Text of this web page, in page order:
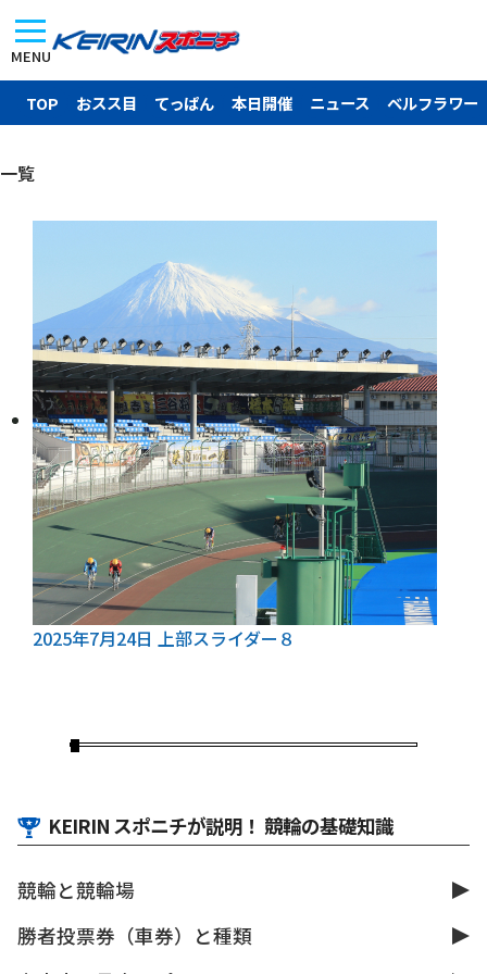
MENU
TOP おスス目 てっぱん 本日開催 ニュース ベルフラワー
一覧
2025年7月24日 上部スライダー８
KEIRIN スポニチが説明！ 競輪の基礎知識
競輪と競輪場
勝者投票券（車券）と種類